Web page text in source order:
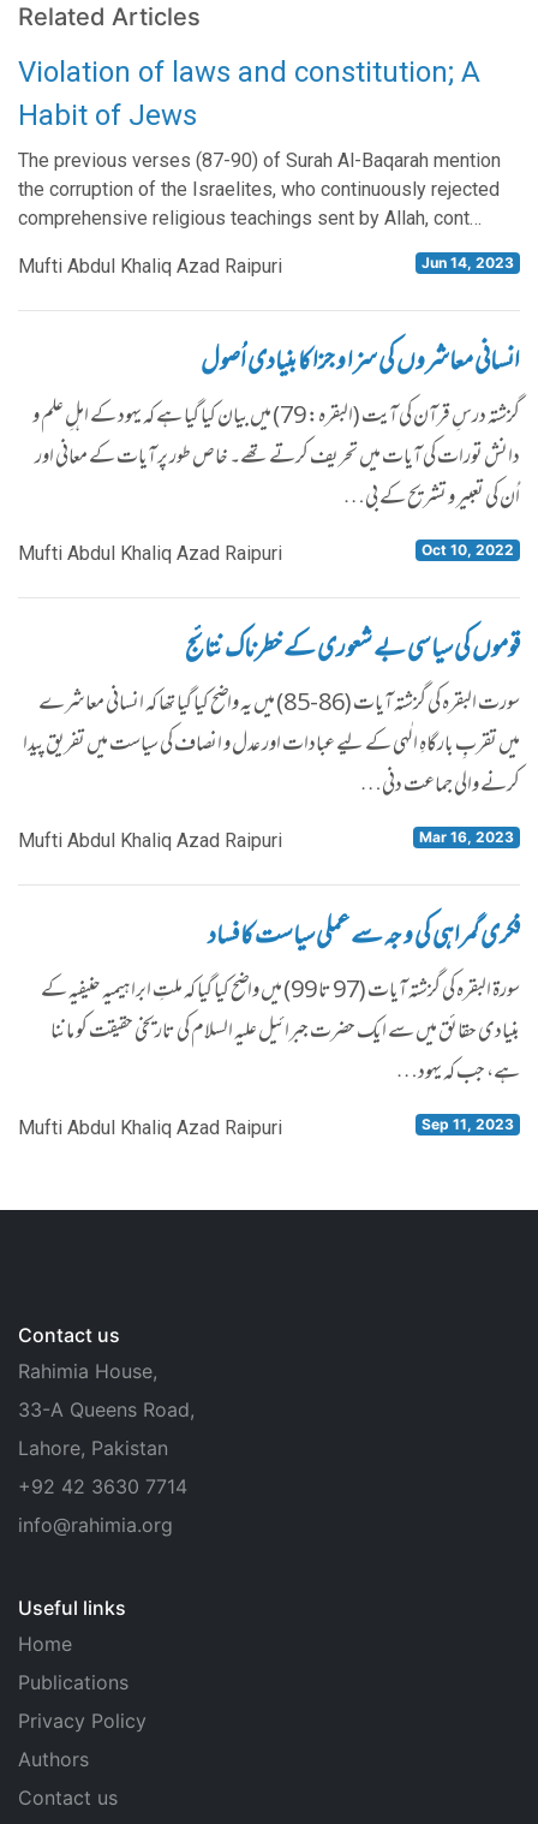
Related Articles
Violation of laws and constitution; A
Habit of Jews
The previous verses (87-90) of Surah Al-Baqarah mention
the corruption of the Israelites, who continuously rejected
comprehensive religious teachings sent by Allah, cont…
Mufti Abdul Khaliq Azad Raipuri Jun 14, 2023
انسانی معاشروں کی سزا و جزا کا بنیادی اُصول
گزشتہ درسِ قرآن کی آیت (البقرہ: 79) میں بیان کیا گیا ہے کہ یہود کے اہلِ علم و
دانش تورات کی آیات میں تحریف کرتے تھے۔ خاص طور پر آیات کے معانی اور
اُن کی تعبیر و تشریح کے بی…
Mufti Abdul Khaliq Azad Raipuri Oct 10, 2022
قوموں کی سیاسی بے شعوری کے خطرناک نتائج
سورت البقرہ کی گزشتہ آیات (86-85) میں یہ واضح کیا گیا تھا کہ انسانی معاشرے
میں تقربِ بارگاہِ الٰہی کے لیے عبادات اور عدل و انصاف کی سیاست میں تفریق پیدا
کرنے والی جماعت دنی…
Mufti Abdul Khaliq Azad Raipuri Mar 16, 2023
فکری گمراہی کی و جہ سے عملی سیاست کا فساد
سورۃ البقرہ کی گزشتہ آیات (97 تا 99) میں واضح کیا گیا کہ ملتِ ابراہیمیہ حنیفیہ کے
بنیادی حقائق میں سے ایک حضرت جبرائیل علیہ السلام کی تاریخی حقیقت کو ماننا
ہے، جب کہ یہود…
Mufti Abdul Khaliq Azad Raipuri Sep 11, 2023
Contact us
Rahimia House,
33-A Queens Road,
Lahore, Pakistan
+92 42 3630 7714
info@rahimia.org
Useful links
Home
Publications
Privacy Policy
Authors
Contact us